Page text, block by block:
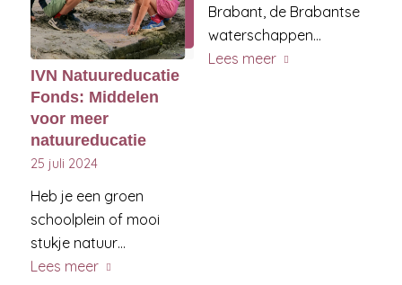
IVN Natuureducatie
Fonds: Middelen
voor meer
natuureducatie
25 juli 2024
Heb je een groen
schoolplein of mooi
stukje natuur…
Lees meer
Brabant, de Brabantse
waterschappen…
Lees meer